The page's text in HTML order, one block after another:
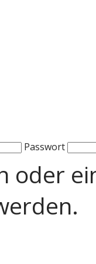
Passwort
oder